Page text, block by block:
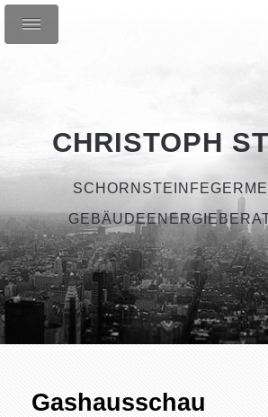
CHRISTOPH
Gashausschau